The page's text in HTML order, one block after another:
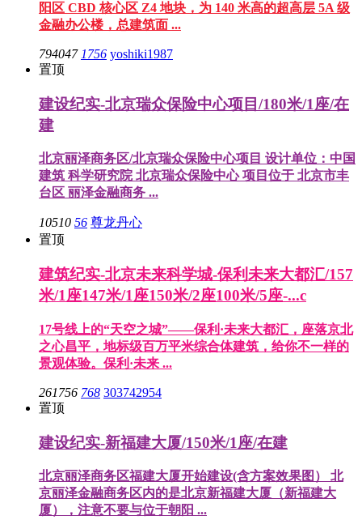
阳区 CBD 核心区 Z4 地块，为 140 米高的超高层 5A 级
金融办公楼，总建筑面 ...
794047 1756 yoshiki1987
置顶
建设纪实-北京瑞众保险中心项目/180米/1座/在
建
北京丽泽商务区/北京瑞众保险中心项目 设计单位：中国
建筑 科学研究院 北京瑞众保险中心 项目位于 北京市丰
台区 丽泽金融商务 ...
10510 56 尊龙丹心
置顶
建筑纪实-北京未来科学城-保利未来大都汇/157
米/1座147米/1座150米/2座100米/5座-...c
17号线上的“天空之城”——保利·未来大都汇，座落京北
之心昌平，地标级百万平米综合体建筑，给你不一样的
景观体验。保利·未来 ...
261756 768 303742954
置顶
建设纪实-新福建大厦/150米/1座/在建
北京丽泽商务区福建大厦开始建设(含方案效果图） 北
京丽泽金融商务区内的是北京新福建大厦（新福建大
厦），注意不要与位于朝阳 ...